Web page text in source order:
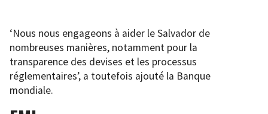
‘Nous nous engageons à aider le Salvador de
nombreuses manières, notamment pour la
transparence des devises et les processus
réglementaires’, a toutefois ajouté la Banque
mondiale.